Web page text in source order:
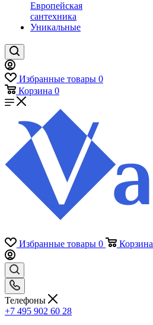
Европейская
сантехника
Уникальные
Избранные товары 0
Корзина 0
Избранные товары 0 Корзина
Телефоны
+7 495 902 60 28